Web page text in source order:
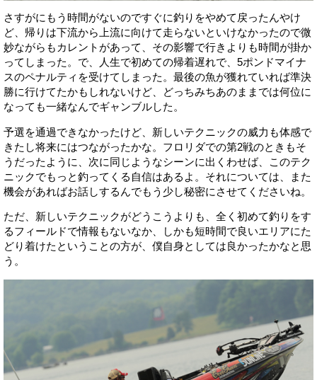
さすがにもう時間がないのですぐに釣りをやめて戻ったんやけ
ど、帰りは下流から上流に向けて走らないといけなかったので微
妙ながらもカレントがあって、その影響で行きよりも時間が掛か
ってしまった。で、人生で初めての帰着遅れで、5ポンドマイナ
スのペナルティを受けてしまった。最後の魚が獲れていれば準決
勝に行けてたかもしれないけど、どっちみちあのままでは何位に
なっても一緒なんでギャンブルした。
予選を通過できなかったけど、新しいテクニックの威力も体感で
きたし将来にはつながったかな。フロリダでの第2戦のときもそ
うだったように、次に同じようなシーンに出くわせば、このテク
ニックでもっと釣ってくる自信はあるよ。それについては、また
機会があればお話しするんでもう少し秘密にさせてくださいね。
ただ、新しいテクニックがどうこうよりも、全く初めて釣りをす
るフィールドで情報もないなか、しかも短時間で良いエリアにた
どり着けたということの方が、僕自身としては良かったかなと思
う。